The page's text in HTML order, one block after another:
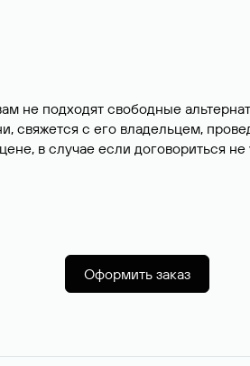
не подходят свободные
свяжется с его владельцем,
в случае если договориться
Оформить заказ